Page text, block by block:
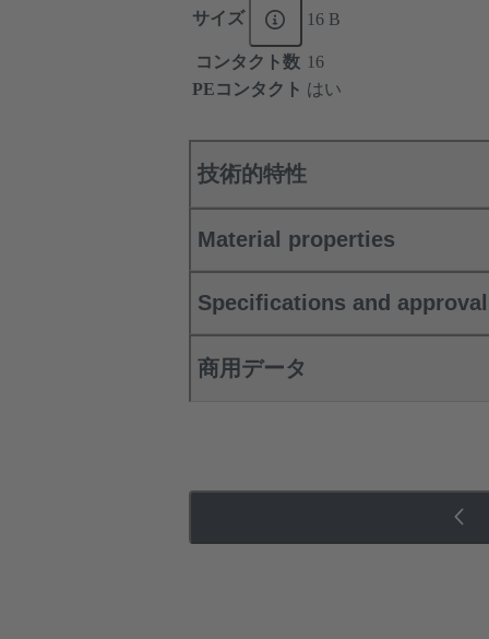
サイズ 16 B
コンタクト数 16
PEコンタクト はい
技術的特性
Material properties
Specifications and
商用データ